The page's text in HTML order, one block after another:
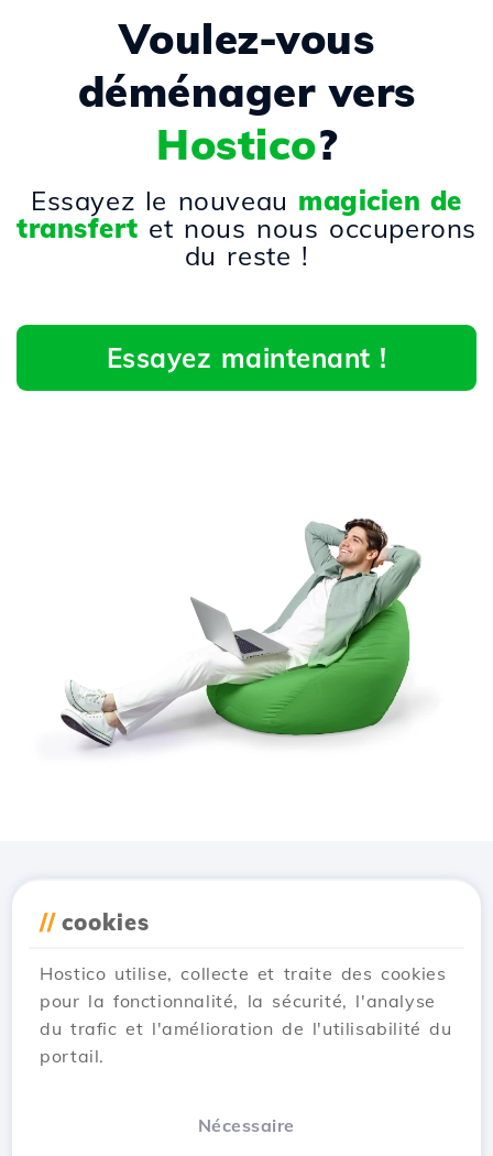
Voulez-vous
déménager vers
Hostico?
Essayez le nouveau magicien de
transfert et nous nous occuperons
du reste !
Essayez maintenant !
// cookies
Hostico utilise, collecte et traite des cookies
pour la fonctionnalité, la sécurité, l'analyse
du trafic et l'amélioration de l'utilisabilité du
portail.
Nécessaire